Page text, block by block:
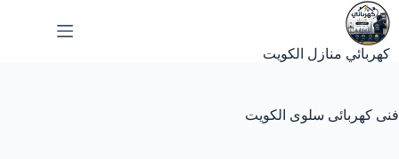
التجاوز
إلى
المحتوى
كهربائي منازل الكويت
فنى كهربائى سلوى الكويت